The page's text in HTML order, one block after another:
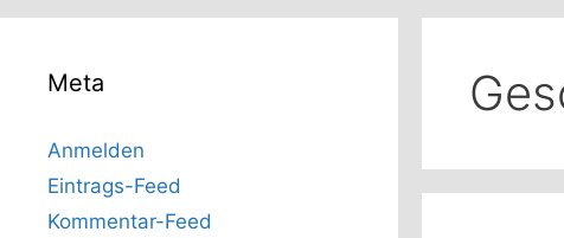
Meta
Anmelden
Eintrags-Feed
Kommentar-Feed